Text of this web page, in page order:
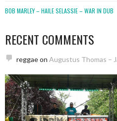
BOB MARLEY – HAILE SELASSIE – WAR IN DUB
RECENT COMMENTS
reggaeon Augustus Thomas –